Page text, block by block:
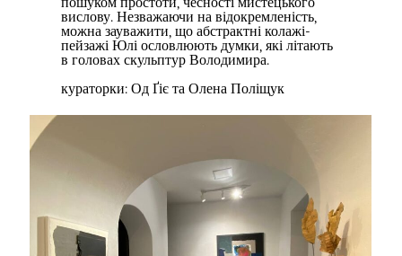
вислову. Незважаючи на відокремленість,
можна зауважити, що абстрактні колажі-
пейзажі Юлі ословлюють думки, які літають
в головах скульптур Володимира.
кураторки: Од Ґіє та Олена Поліщук